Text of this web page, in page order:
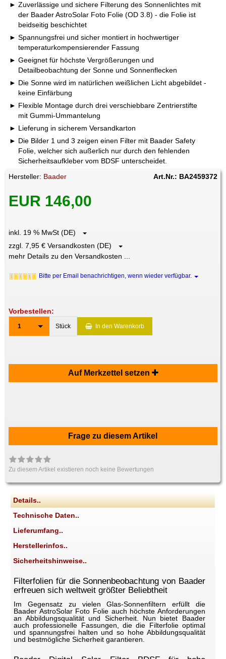
Zuverlässige und sichere Filterung des Sonnenlichtes mit
der Baader AstroSolar Foto Folie (OD 3.8) - die Folie ist
beidseitig beschichtet
Spannungsfrei und sicher montiert in hochwertiger
temperaturkompensierender Fassung
Geeignet für höchste Vergrößerungen und
Detailbeobachtung der Sonne und Sonnenflecken
Die Sonne wird im natürlichen weißlichen Licht abgebildet -
keine Einfärbung
Flexible Montage durch drei verschiebbare Zentrierstifte
mit Gummi-Ummantelung
Lieferung in sicherem Versandkarton
Die Bilder 1 und 3 zeigen einen Filter mit Baader Safety
Folie, welcher sich außerlich nur durch den fehlenden
Sicherheitsaufkleber vom BDSF unterscheidet.
Hersteller: Baader Art.Nr.: BA2459372
EUR 146,00
inkl. 19 % MwSt (DE)
zzgl. 7,95 € Versandkosten (DE)
mehr Details zu den Versandkosten ...
Bitte per Email benachrichtigen, wenn wieder verfügbar.
Vorbestellen:
1 Stück In den Warenkorb
Auf Merkzettel setzen
Frage zu diesem Artikel
Zu diesem Artikel existieren noch keine Bewertungen
Details..
Technische Daten..
Lieferumfang..
Herstellerinfos..
Sicherheitshinweise..
Filterfolien für die Sonnenbeobachtung von Baader
erfreuen sich weltweit größter Beliebtheit
Im Gegensatz zu vielen Glas-Sonnenfiltern erfüllt die
Baader AstroSolar Foto Folie auch höchste Anforderungen
an Abbildungsqualität und Sicherheit. Nun bietet Baader
auch professionelle Fassungen, die die Filterfolie optimal
und spannungsfrei halten und so hohe Abbildungsqualität
und bestmögliche Sicherheit garantieren.